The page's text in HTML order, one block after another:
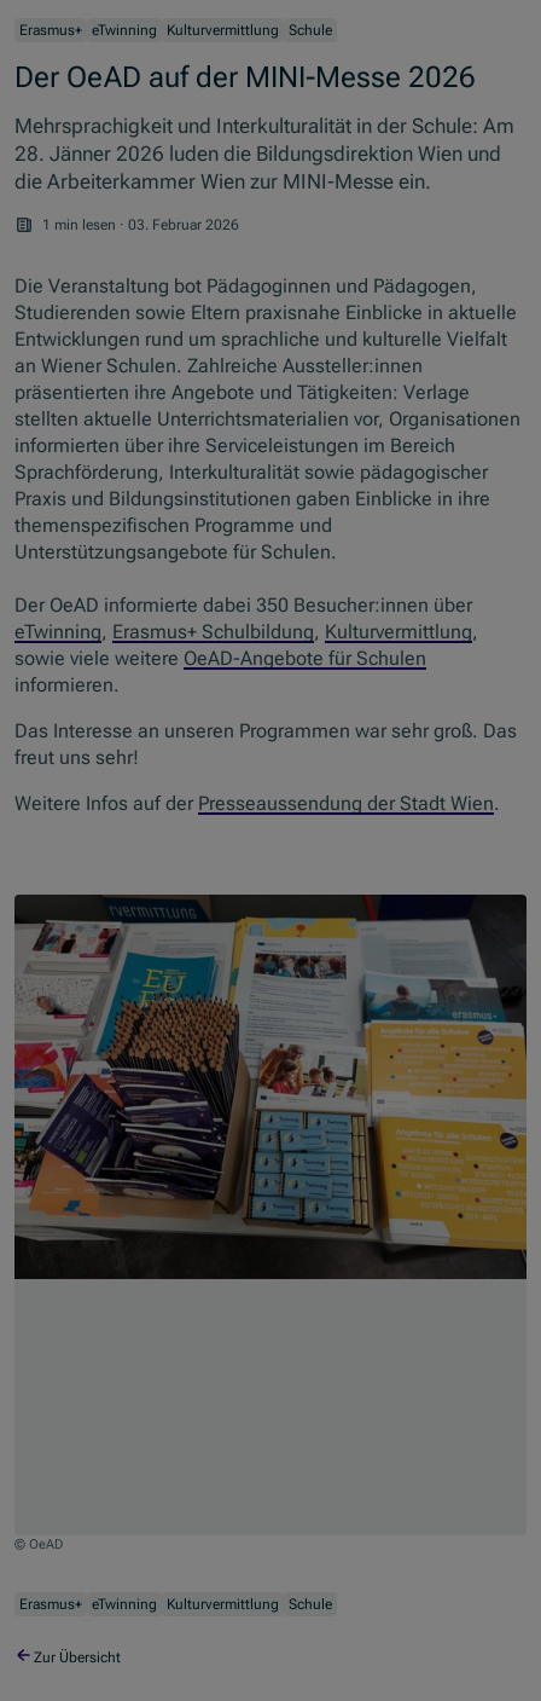
Erasmus+ eTwinning Kulturvermittlung Schule
Der OeAD auf der MINI-Messe 2026
Mehrsprachigkeit und Interkulturalität in der Schule: Am
28. Jänner 2026 luden die Bildungsdirektion Wien und
die Arbeiterkammer Wien zur MINI-Messe ein.
1 min lesen · 03. Februar 2026
Die Veranstaltung bot Pädagoginnen und Pädagogen,
Studierenden sowie Eltern praxisnahe Einblicke in aktuelle
Entwicklungen rund um sprachliche und kulturelle Vielfalt
an Wiener Schulen. Zahlreiche Aussteller:innen
präsentierten ihre Angebote und Tätigkeiten: Verlage
stellten aktuelle Unterrichtsmaterialien vor, Organisationen
informierten über ihre Serviceleistungen im Bereich
Sprachförderung, Interkulturalität sowie pädagogischer
Praxis und Bildungsinstitutionen gaben Einblicke in ihre
themenspezifischen Programme und
Unterstützungsangebote für Schulen.
Der OeAD informierte dabei 350 Besucher:innen über
eTwinning, Erasmus+ Schulbildung, Kulturvermittlung,
sowie viele weitere OeAD-Angebote für Schulen
informieren.
Das Interesse an unseren Programmen war sehr groß. Das
freut uns sehr!
Weitere Infos auf der Presseaussendung der Stadt Wien.
Slider überspringen
© OeAD
Erasmus+ eTwinning Kulturvermittlung Schule
Zur Übersicht